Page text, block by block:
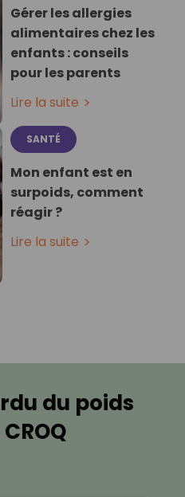
Gérer les allergies
alimentaires chez les
enfants : conseils
pour les parents
Lire la suite
SANTÉ
Mon enfant est en
surpoids, comment
réagir ?
Lire la suite
du poids